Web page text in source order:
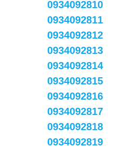
0934092810
0934092811
0934092812
0934092813
0934092814
0934092815
0934092816
0934092817
0934092818
0934092819